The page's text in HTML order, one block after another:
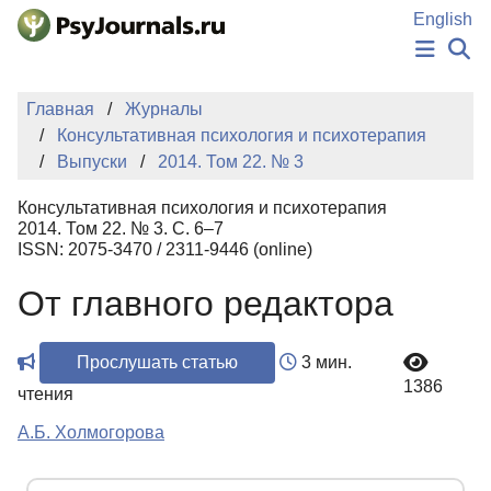
Перейти к основному содержанию
English
НОВОСТИ
АВТОРЫ
КЛЮЧЕВЫЕ СЛОВА
Регистрация
Главная
Журналы
Консультативная психология и психотерапия
Выпуски
2014. Том 22. № 3
Консультативная психология и психотерапия
2014. Том 22. № 3. С. 6–7
ISSN: 2075-3470 / 2311-9446 (online)
От главного редактора
Прослушать статью
3 мин.
чтения
1386
А.Б. Холмогорова